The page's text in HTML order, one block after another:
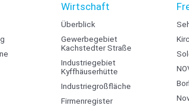
Wirtschaft
Überblick
Gewerbegebiet
Kachstedter Straße
Industriegebiet
Kyffhäuserhütte
Industriegroßfläche
Firmenregister